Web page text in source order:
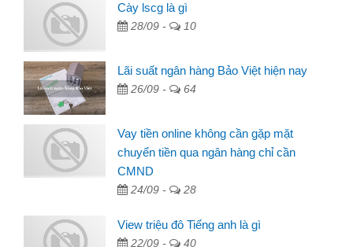
Cày lscg là gì
28/09 - 10
Lãi suất ngân hàng Bảo Việt hiện nay
26/09 - 64
Vay tiền online không cần gặp mặt
chuyển tiền qua ngân hàng chỉ cần
CMND
24/09 - 28
View triệu đô Tiếng anh là gì
22/09 - 40